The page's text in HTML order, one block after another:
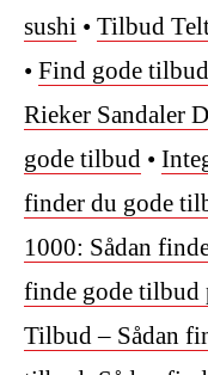
sushi • Tilbud
• Find gode
Rieker Sandaler
gode tilbud •
finder du gode
1000: Sådan
finde gode tilbud
Tilbud – Sådan